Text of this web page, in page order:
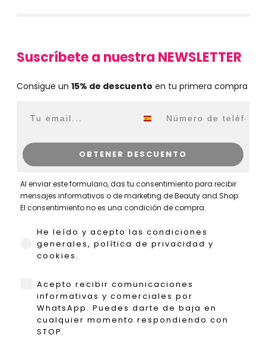
Suscríbete a nuestra NEWSLETTER
Consigue un 15% de descuento en tu primera compra
OBTENER DESCUENTO
Al enviar este formulario, das tu consentimiento para recibir
mensajes informativos o de marketing de Beauty and Shop.
El consentimiento no es una condición de compra.
He leído y acepto las condiciones
He leído y acepto las condiciones
generales, política de privacidad y
cookies.
WhatsApp
Acepto recibir comunicaciones
informativas y comerciales por
WhatsApp. Puedes darte de baja en
cualquier momento respondiendo con
STOP.